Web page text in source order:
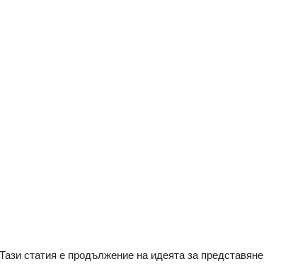
Тази статия е продължение на идеята за представяне